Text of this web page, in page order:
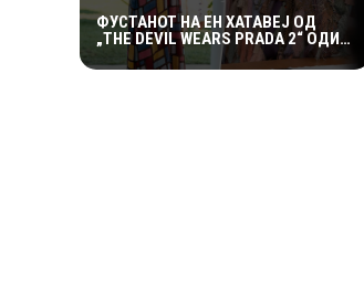
ФУСТАНОТ НА ЕН ХАТАВЕЈ ОД
„THE DEVIL WEARS PRADA 2“ ОДИ
НА АУКЦИЈА – И ТОА СО ДАМКИТЕ
ОД СНИМАЊЕТО